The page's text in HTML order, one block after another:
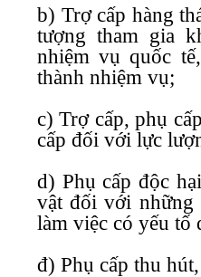
b) Trợ cấp hàng
tượng tham gia
nhiệm vụ quốc
thành nhiệm vụ;
c) Trợ cấp, phụ
cấp đối với lực
d) Phụ cấp độc
vật đối với những
làm việc có yếu tố
đ) Phụ cấp thu